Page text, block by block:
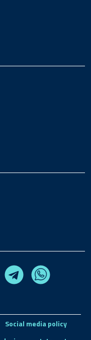
Youtube TelegramWhatsapp
Social media policy